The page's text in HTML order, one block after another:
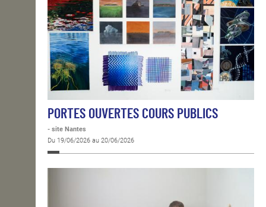
PORTES OUVERTES COURS PUBLICS
- site Nantes
Du 19/06/2026 au 20/06/2026